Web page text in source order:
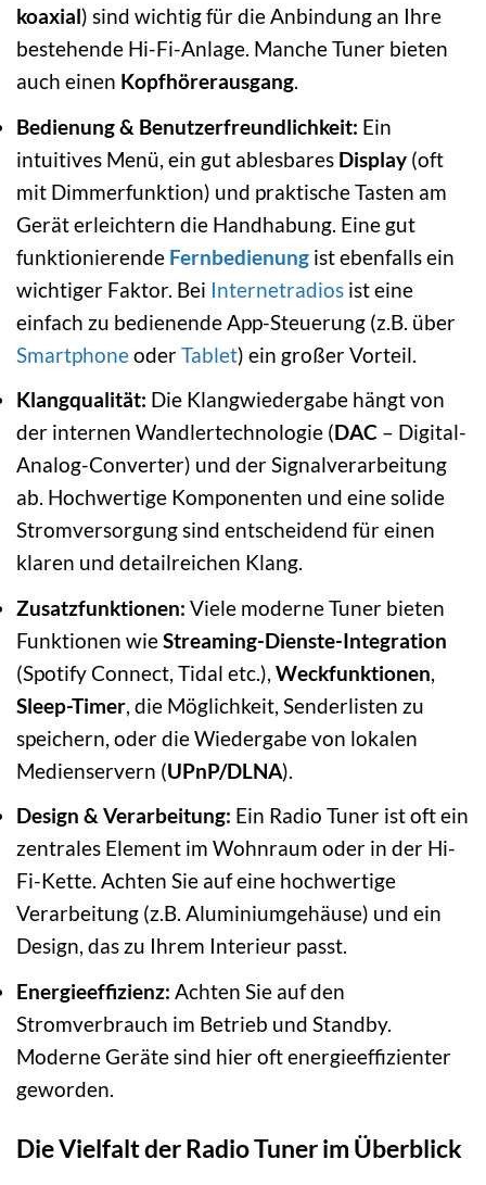
koaxial) sind wichtig für die Anbindung an Ihre
bestehende Hi-Fi-Anlage. Manche Tuner bieten
auch einen Kopfhörerausgang.
Bedienung & Benutzerfreundlichkeit: Ein
intuitives Menü, ein gut ablesbares Display (oft
mit Dimmerfunktion) und praktische Tasten am
Gerät erleichtern die Handhabung. Eine gut
funktionierende Fernbedienung ist ebenfalls ein
wichtiger Faktor. Bei Internetradios ist eine
einfach zu bedienende App-Steuerung (z.B. über
SmartphoneoderTablet) ein großer Vorteil.
Klangqualität: Die Klangwiedergabe hängt von
der internen Wandlertechnologie (DAC – Digital-
Analog-Converter) und der Signalverarbeitung
ab. Hochwertige Komponenten und eine solide
Stromversorgung sind entscheidend für einen
klaren und detailreichen Klang.
Zusatzfunktionen: Viele moderne Tuner bieten
Funktionen wieStreaming-Dienste-Integration
(Spotify Connect, Tidal etc.), Weckfunktionen,
Sleep-Timer, die Möglichkeit, Senderlisten zu
speichern, oder die Wiedergabe von lokalen
Medienservern (UPnP/DLNA).
Design & Verarbeitung: Ein Radio Tuner ist oft ein
zentrales Element im Wohnraum oder in der Hi-
Fi-Kette. Achten Sie auf eine hochwertige
Verarbeitung (z.B. Aluminiumgehäuse) und ein
Design, das zu Ihrem Interieur passt.
Energieeffizienz: Achten Sie auf den
Stromverbrauch im Betrieb und Standby.
Moderne Geräte sind hier oft energieeffizienter
geworden.
Die Vielfalt der Radio Tuner im Überblick